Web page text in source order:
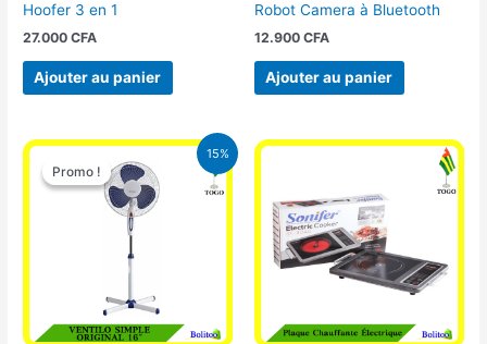
Hoofer 3 en 1
27.000CFA
Ajouter au panier
Robot Camera à Bluetooth
12.900 CFA
Ajouter au panier
15%
Promo !
Promo !
Le
prix
initial
était :
10.000 CFA.
Le